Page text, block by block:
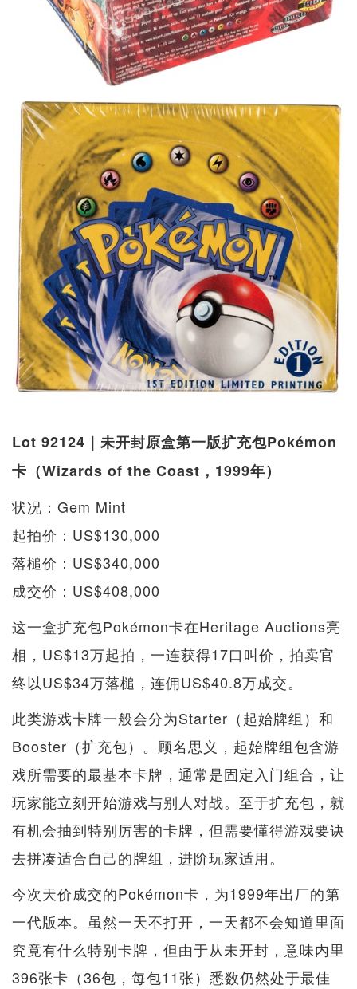
Lot 92124｜未开封原盒第一版扩充包Pokémon
卡（Wizards of the Coast，1999年）
状况：Gem Mint
起拍价：US$130,000
落槌价：US$340,000
成交价：US$408,000
这一盒扩充包Pokémon卡在Heritage Auctions亮
相，US$13万起拍，一连获得17口叫价，拍卖官
终以US$34万落槌，连佣US$40.8万成交。
此类游戏卡牌一般会分为Starter（起始牌组）和
Booster（扩充包）。顾名思义，起始牌组包含游
戏所需要的最基本卡牌，通常是固定入门组合，让
玩家能立刻开始游戏与别人对战。至于扩充包，就
有机会抽到特别厉害的卡牌，但需要懂得游戏要诀
去拼凑适合自己的牌组，进阶玩家适用。
今次天价成交的Pokémon卡，为1999年出厂的第
一代版本。虽然一天不打开，一天都不会知道里面
究竟有什么特别卡牌，但由于从未开封，意味内里
396张卡（36包，每包11张）悉数仍然处于最佳